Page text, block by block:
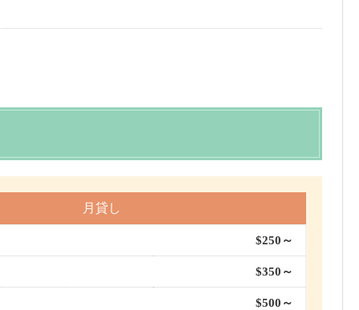
月貸し
$250～
$350～
$500～